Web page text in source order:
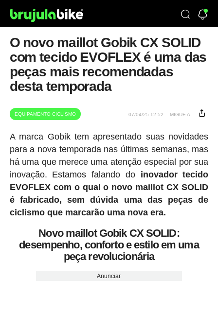
O novo maillot Gobik CX SOLID
com tecido EVOFLEX é uma das
peças mais recomendadas
desta temporada
EQUIPAMENTO CICLISMO 07/04/25 12:52 MIGUE A.
A marca Gobik tem apresentado suas novidades
para a nova temporada nas últimas semanas, mas
há uma que merece uma atenção especial por sua
inovação. Estamos falando do inovador tecido
EVOFLEX com o qual o novo maillot CX SOLID
é fabricado, sem dúvida uma das peças de
ciclismo que marcarão uma nova era.
Novo maillot Gobik CX SOLID:
desempenho, conforto e estilo em uma
peça revolucionária
Anunciar